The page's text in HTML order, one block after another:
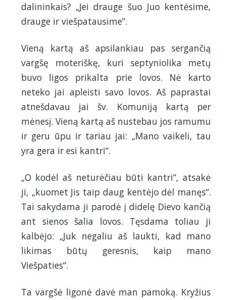
dalininkais? „Jei drauge šuo Juo kentėsime,
drauge ir viešpatausime”.
Vieną kartą aš apsilankiau pas sergančią
vargšę moteriškę, kuri septyniolika metų
buvo ligos prikalta prie lovos. Nė karto
neteko jai apleisti savo lovos. Aš paprastai
atnešdavau jai šv. Komuniją kartą per
mėnesį. Vieną kartą aš nustebau jos ramumu
ir geru ūpu ir tariau jai: „Mano vaikeli, tau
yra gera ir esi kantri“.
„O kodėl aš neturėčiau būti kantri“, atsakė
ji, „kuomet Jis taip daug kentėjo dėl manęs“.
Tai sakydama ji parodė į didelę Dievo kančią
ant sienos šalia lovos. Tęsdama toliau ji
kalbėjo: „Juk negaliu aš laukti, kad mano
likimas būtų geresnis, kaip mano
Viešpaties“.
Ta vargšė ligonė davė man pamoką. Kryžius